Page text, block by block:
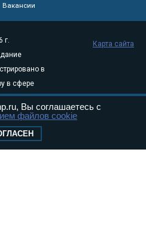
Вакансии
г.
в
в сфере
и
05
№ ФС77-
Карта сайта
Вы соглашаетесь с
файлов cookie